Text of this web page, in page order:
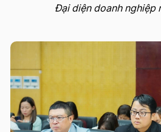
Đại diện doanh nghiệp